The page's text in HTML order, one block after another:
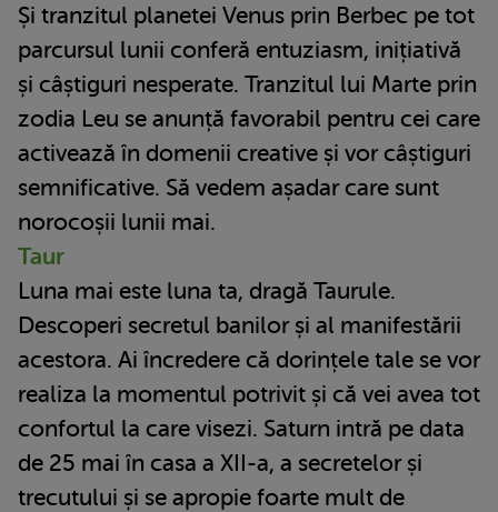
Și tranzitul planetei Venus prin Berbec pe tot
parcursul lunii conferă entuziasm, inițiativă
și câștiguri nesperate. Tranzitul lui Marte prin
zodia Leu se anunță favorabil pentru cei care
activează în domenii creative și vor câștiguri
semnificative. Să vedem așadar care sunt
norocoșii lunii mai.
Taur
Luna mai este luna ta, dragă Taurule.
Descoperi secretul banilor și al manifestării
acestora. Ai încredere că dorințele tale se vor
realiza la momentul potrivit și că vei avea tot
confortul la care visezi. Saturn intră pe data
de 25 mai în casa a XII-a, a secretelor și
trecutului și se apropie foarte mult de